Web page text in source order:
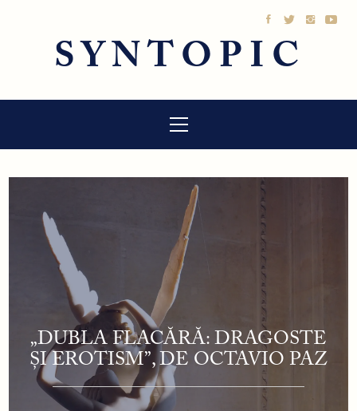
SYNTOPIC
principal
„DUBLA FLACĂRĂ: DRAGOSTE
ȘI EROTISM”, DE OCTAVIO PAZ